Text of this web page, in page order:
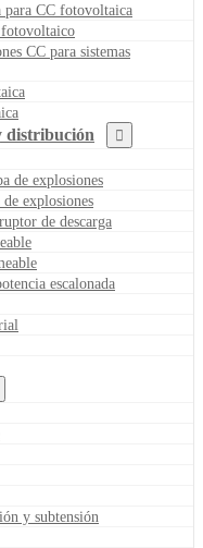
para CC fotovoltaica
CC para sistemas
distribución
de explosiones
explosiones
de descarga
escalonada
y subtensión